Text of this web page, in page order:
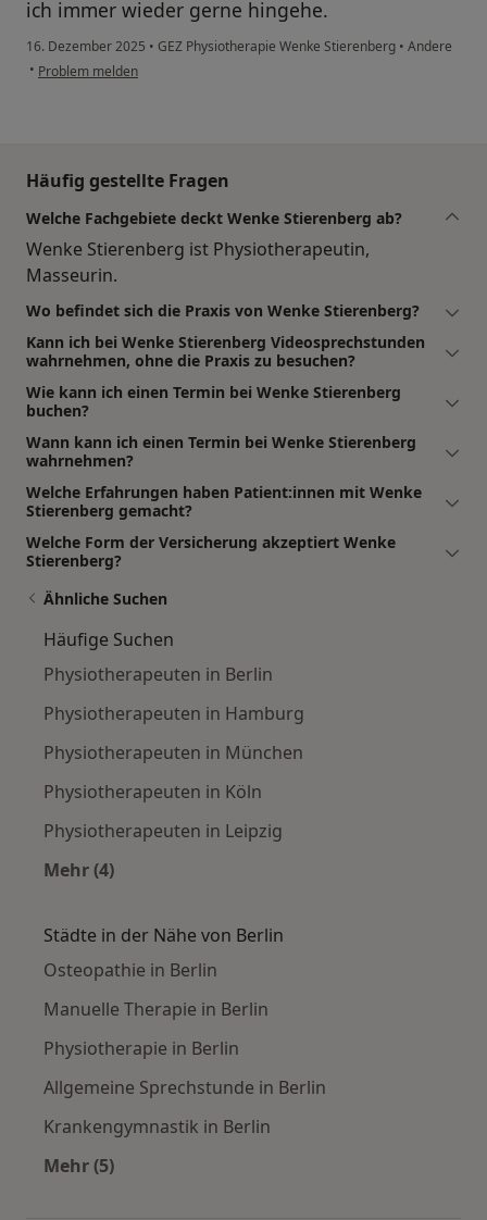
ich immer wieder gerne hingehe.
16. Dezember 2025 • GEZ Physiotherapie Wenke Stierenberg • Andere
• Problem melden
Häufig gestellte Fragen
Welche Fachgebiete deckt Wenke Stierenberg ab?
Wenke Stierenberg ist Physiotherapeutin,
Masseurin.
Wo befindet sich die Praxis von Wenke Stierenberg?
Kann ich bei Wenke Stierenberg Videosprechstunden
wahrnehmen, ohne die Praxis zu besuchen?
Wie kann ich einen Termin bei Wenke Stierenberg
buchen?
Wann kann ich einen Termin bei Wenke Stierenberg
wahrnehmen?
Welche Erfahrungen haben Patient:innen mit Wenke
Stierenberg gemacht?
Welche Form der Versicherung akzeptiert Wenke
Stierenberg?
Ähnliche Suchen
Häufige Suchen
Physiotherapeuten in Berlin
Physiotherapeuten in Hamburg
Physiotherapeuten in München
Physiotherapeuten in Köln
Physiotherapeuten in Leipzig
Mehr (4)
Städte in der Nähe von Berlin
Osteopathie in Berlin
Manuelle Therapie in Berlin
Physiotherapie in Berlin
Allgemeine Sprechstunde in Berlin
Krankengymnastik in Berlin
Mehr (5)